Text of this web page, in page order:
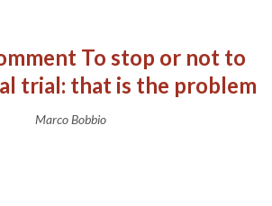
To stop or not to
trial: that is the problem
Marco Bobbio